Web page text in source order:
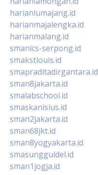
harianlumajang.id
harianmajalengka.id
harianmalang.id
smanics-serpong.id
smakstlouis.id
smapraditadirgantara.id
sman8jakarta.id
smalabschool.id
smaskanisius.id
sman2jakarta.id
sman68jkt.id
sman8yogyakarta.id
smasungguldel.id
sman1jogja.id